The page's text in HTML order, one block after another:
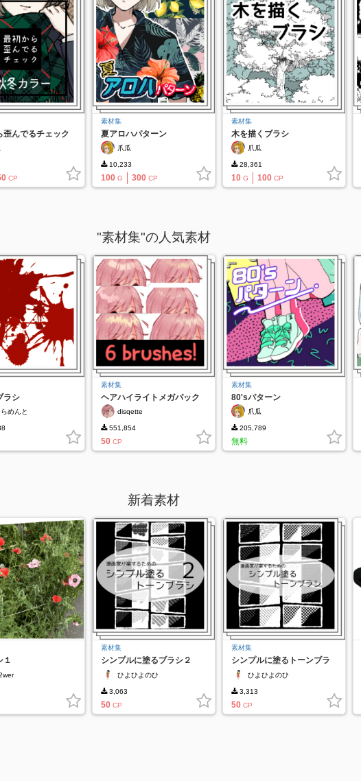
歪んでるチェック
CP
素材集
夏アロハパターン
爪瓜
10,233
100 G 300 CP
素材集
木を描くブラシ
爪瓜
28,361
10 G 100 CP
"素材集"の人気素材
ラシ
めんと
素材集
ヘアハイライトメガパック
disqette
551,854
50 CP
素材集
80'sパターン
爪瓜
205,789
無料
新着素材
１
素材集
シンプルに塗るブラシ２
ひよひよのひ
3,063
50 CP
素材集
シンプルに塗るトーンブラ
シ
ひよひよのひ
3,313
50 CP